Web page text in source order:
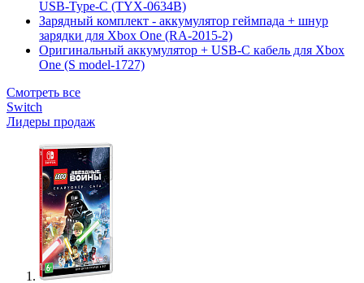
USB-Type-C (TYX-0634B)
Зарядный комплект - аккумулятор геймпада + шнур
зарядки для Xbox One (RA-2015-2)
Оригинальный аккумулятор + USB-C кабель для Xbox
One (S model-1727)
Смотреть все
Switch
Лидеры продаж